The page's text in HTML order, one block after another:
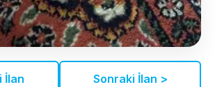
İlan Sonraki İlan >